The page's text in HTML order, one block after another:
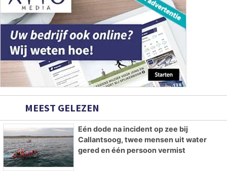
MEEST GELEZEN
Eén dode na incident op zee bij
Callantsoog, twee mensen uit water
gered en één persoon vermist